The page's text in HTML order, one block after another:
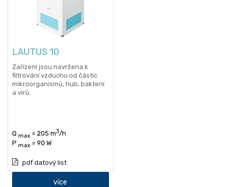
LAUTUS 10
Zařízení jsou navržena k
filtrování vzduchu od částic
mikroorganismů, hub, bakterií
a virů.
Q max = 205 m3/h
P max = 90 W
pdf datový list
více